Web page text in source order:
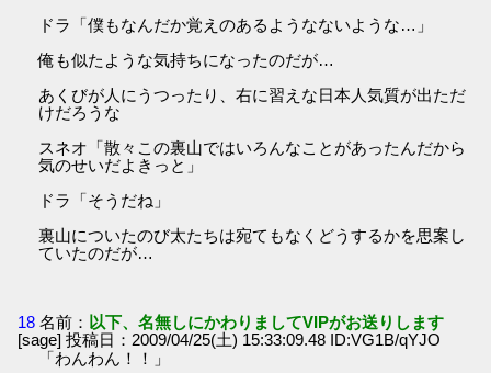
ドラ「僕もなんだか覚えのあるようなないような…」
俺も似たような気持ちになったのだが…
あくびが人にうつったり、右に習えな日本人気質が出ただ
けだろうな
スネオ「散々この裏山ではいろんなことがあったんだから
気のせいだよきっと」
ドラ「そうだね」
裏山についたのび太たちは宛てもなくどうするかを思案し
ていたのだが…
18 名前： 以下、名無しにかわりましてVIPがお送りします
[sage] 投稿日：2009/04/25(土) 15:33:09.48 ID:VG1B/qYJO
「わんわん！！」